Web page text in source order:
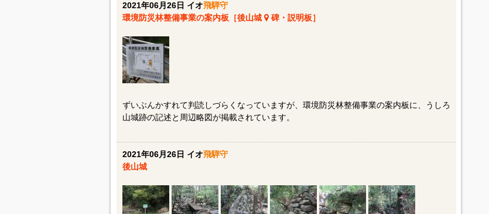
2021年06月26日 イオ飛騨守
環境防災林整備事業の案内板［後山城
碑・説明板］
ずいぶんかすれて判読しづらくなっていますが、環境防災林整備事業の案内板に、うしろ
山城跡の記述と周辺略図が掲載されています。
2021年06月26日 イオ飛騨守
後山城